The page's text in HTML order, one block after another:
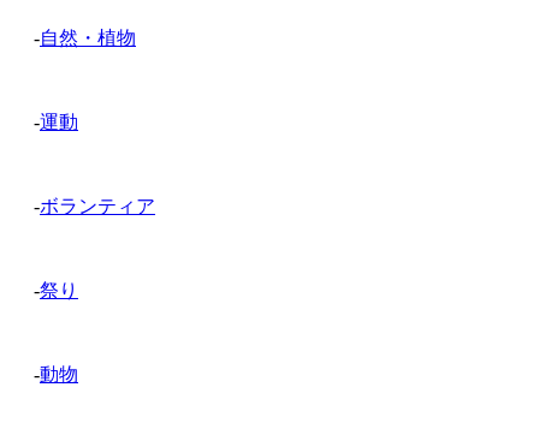
-自然・植物
-運動
-ボランティア
-祭り
-動物